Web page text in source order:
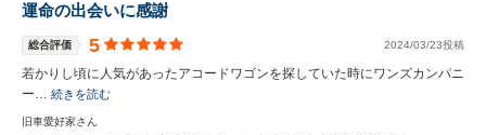
運命の出会いに感謝
総合評価 5 2024/03/23投稿
若かりし頃に人気があったアコードワゴンを探していた時にワンズカンパニ
ー… 続きを読む
旧車愛好家さん